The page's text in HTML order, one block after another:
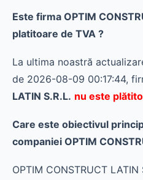
Este firma OPTIM
platitoare de TVA ?
La ultima noastră
de 2026-08-09 00:17:44,
LATIN S.R.L. nu este
Care este obiectivul
companiei OPTIM
OPTIM CONSTRUCT